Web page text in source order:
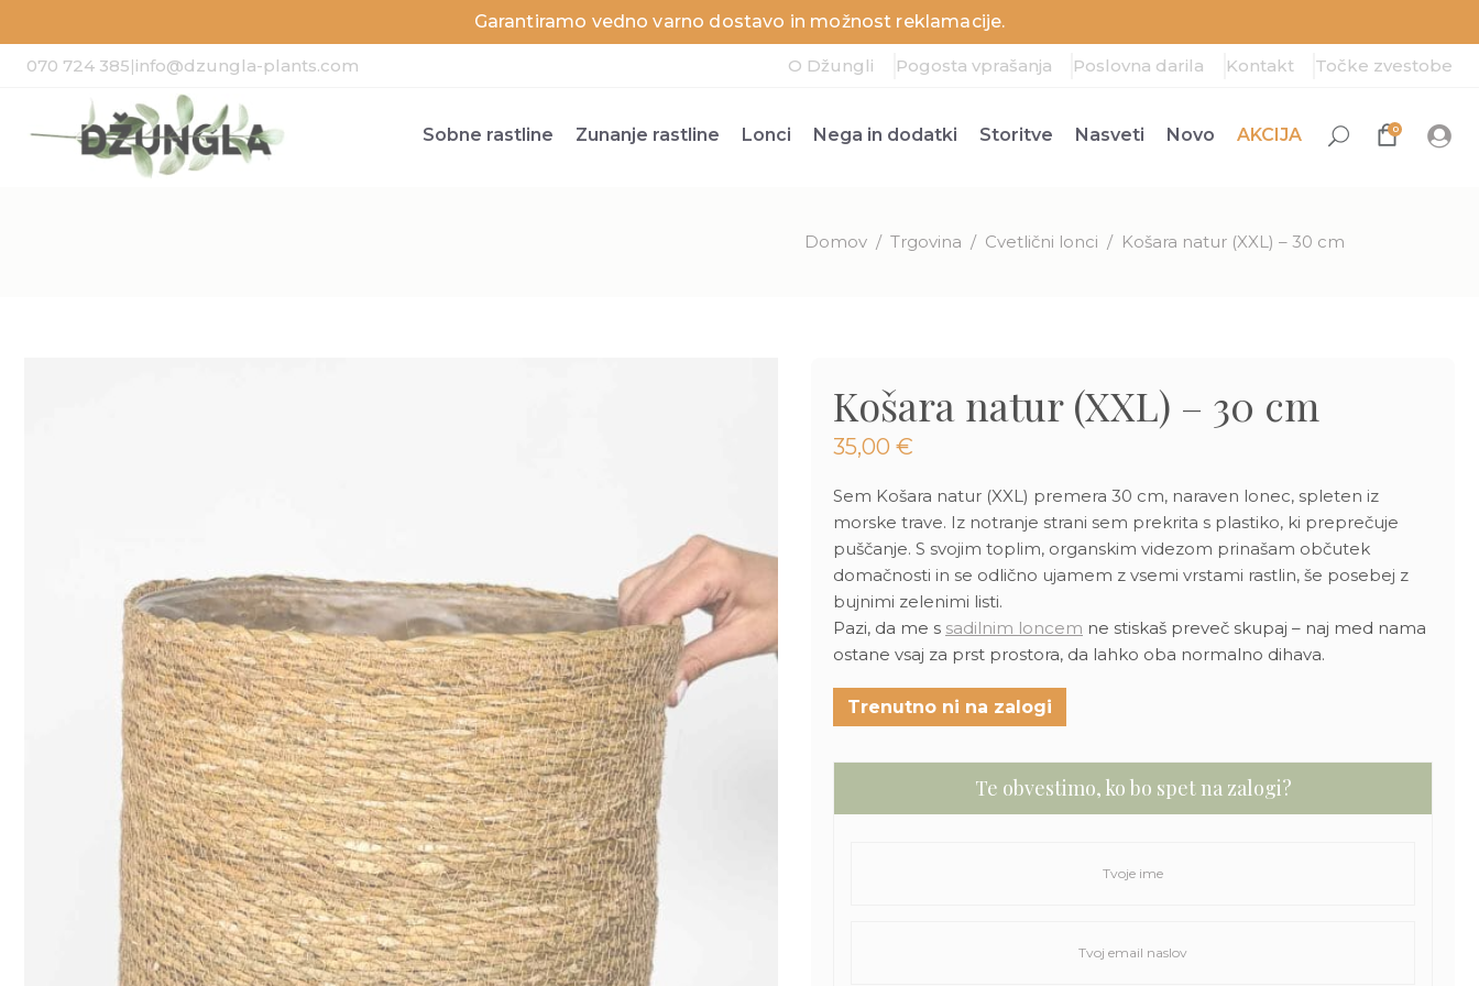
Garantiramo vedno varno dostavo in možnost reklamacije.
070 724 385|info@dzungla-plants.com O Džungli Pogosta vprašanja Poslovna darila Kontakt Točke zvestobe
Sobne rastline Zunanje rastline Lonci Nega in dodatki Storitve Nasveti Novo AKCIJA 0
Domov / Trgovina / Cvetlični lonci / Košara natur (XXL) – 30 cm
Košara natur (XXL) – 30 cm
35,00 €
Sem Košara natur (XXL) premera 30 cm, naraven lonec, spleten iz
morske trave. Iz notranje strani sem prekrita s plastiko, ki preprečuje
puščanje. S svojim toplim, organskim videzom prinašam občutek
domačnosti in se odlično ujamem z vsemi vrstami rastlin, še posebej z
bujnimi zelenimi listi.
Pazi, da me s sadilnim loncem ne stiskaš preveč skupaj – naj med nama
ostane vsaj za prst prostora, da lahko oba normalno dihava.
Trenutno ni na zalogi
Te obvestimo, ko bo spet na zalogi?